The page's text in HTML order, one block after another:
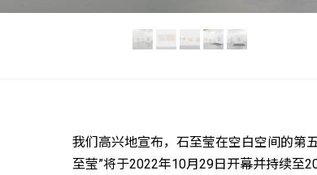
我们高兴地宣布，石至莹在空白空间的第
至莹”将于2022年10月29日开幕并持续至